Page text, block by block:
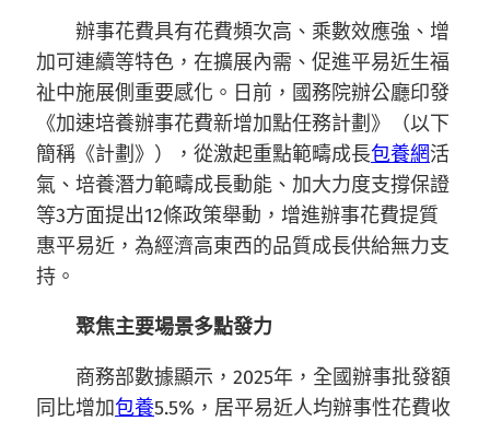
辦事花費具有花費頻次高、乘數效應強、增
加可連續等特色，在擴展內需、促進平易近生福
祉中施展側重要感化。日前，國務院辦公廳印發
《加速培養辦事花費新增加點任務計劃》（以下
簡稱《計劃》），從激起重點範疇成長包養網活
氣、培養潛力範疇成長動能、加大力度支撐保證
等3方面提出12條政策舉動，增進辦事花費提質
惠平易近，為經濟高東西的品質成長供給無力支
持。
聚焦主要場景多點發力
商務部數據顯示，2025年，全國辦事批發額
同比增加包養5.5%，居平易近人均辦事性花費收